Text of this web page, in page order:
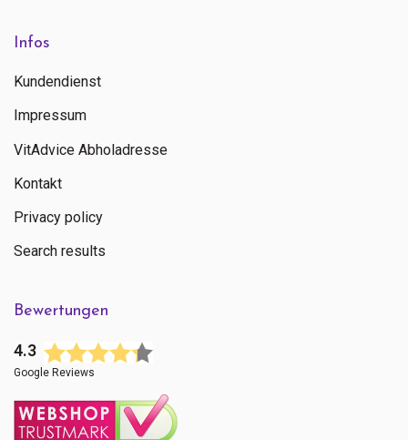
Infos
Kundendienst
Impressum
VitAdvice Abholadresse
Kontakt
Privacy policy
Search results
Bewertungen
4.3
Google Reviews